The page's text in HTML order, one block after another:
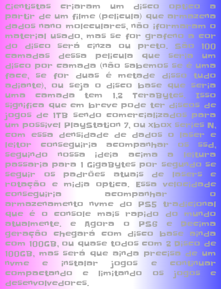
Cientistas criaram um disco optico a
partir de um filme (pelicula) que armazena
dados nano moleculares, não iformaram o
material usado, mas se for grafeno a cor
do disco será cinza ou preto. São 100
camadas dessa pelicula que seria um
disco por camada (não sabemos se é uma
face, se for duas é metade disso tudo
adiante), ou seja o disco base que seria
uma camada tem 1,2 TeraBytes. Isso
significa que em breve pode ter discos de
jogos de 1TB sendo comercializados para
um possivel PlayStation 7, ou xbox series N,
com essa densidade de dados o laser e
leitor conseguiria acompanhar os ssd,
seguindo nossa ideia acima a leitura
passaria para 1 GigaBytes por segundo se
seguir os padrões atuais de lasers e
rotação e midia optica. Essa velocidade
conseguiria acompanhar o
armazenamento nvme do PS5 tradicional
que é o console mais rapido do mundo
atualmente. e Agora o PS6 e Decima
geração chegará com disco base ainda
com 100GB, ou quase todos com 2 Disco de
100GB, mas será que ainda precisa de um
nvme e instalar jogos e continuar
compactando e limitando os jogos e
desenvolvedores.